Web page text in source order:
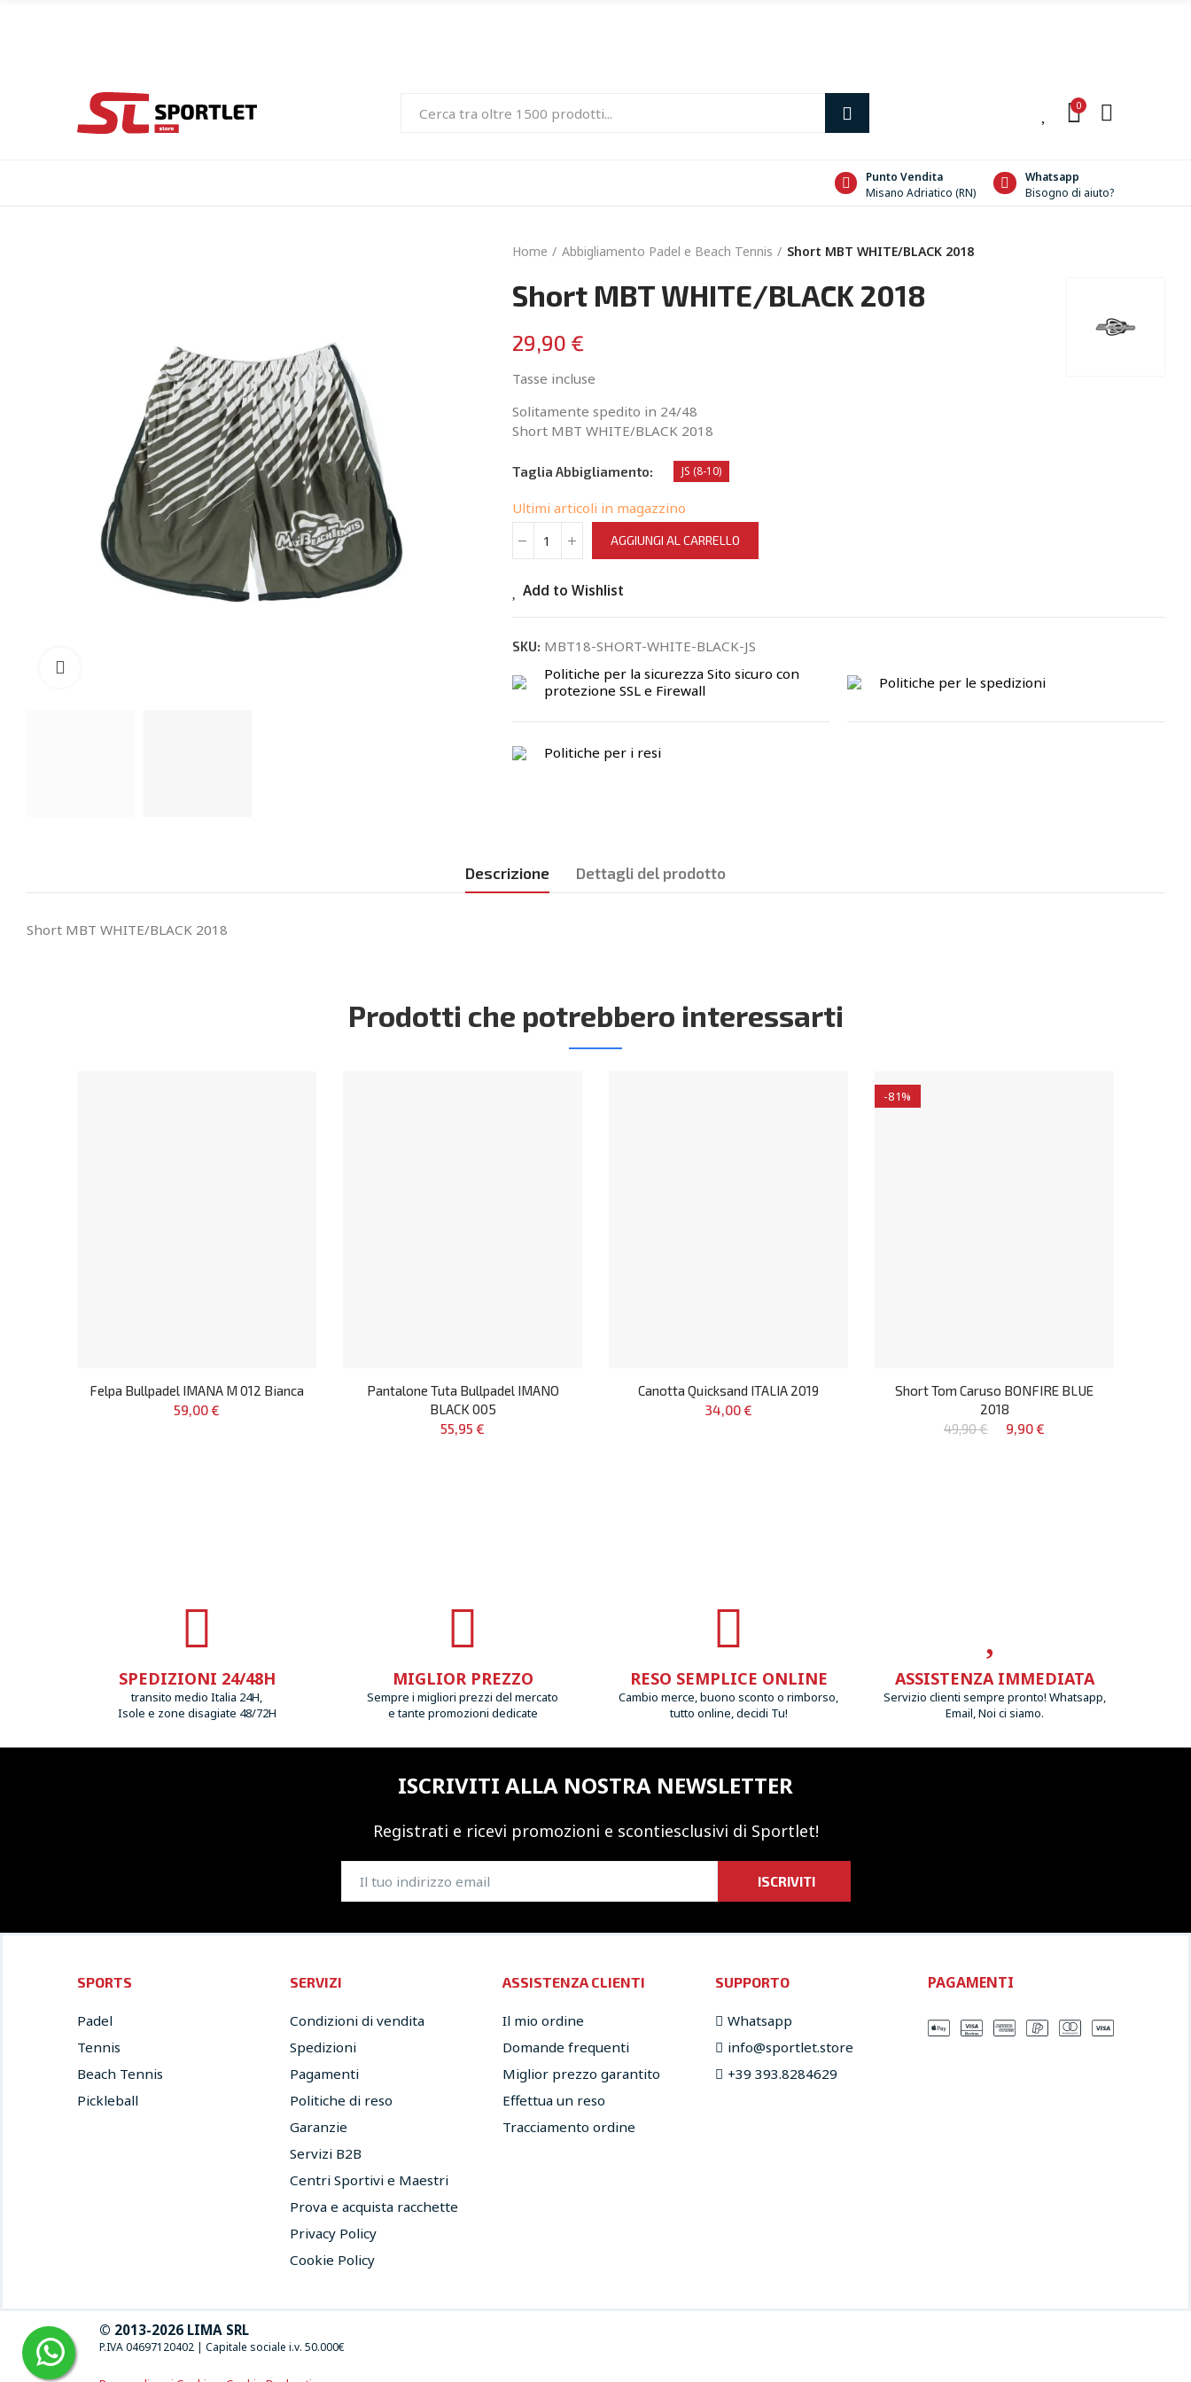
0
Punto Vendita
Misano Adriatico (RN)
Whatsapp
Bisogno di aiuto?
Home Abbigliamento Padel e Beach Tennis Short MBT WHITE/BLACK 2018
Short MBT WHITE/BLACK 2018
29,90 €
Tasse incluse
Solitamente spedito in 24/48
Short MBT WHITE/BLACK 2018
Taglia Abbigliamento JS (8-10)
Ultimi articoli in magazzino
AGGIUNGI AL CARRELLO
Add to Wishlist
SKU: MBT18-SHORT-WHITE-BLACK-JS
Politiche per la sicurezza Sito sicuro con
protezione SSL e Firewall
Politiche per le spedizioni
Politiche per i resi
Descrizione Dettagli del prodotto
Short MBT WHITE/BLACK 2018
Prodotti che potrebbero interessarti
Felpa Bullpadel IMANA M 012 Bianca
59,00 €
Pantalone Tuta Bullpadel IMANO
BLACK 005
55,95 €
Canotta Quicksand ITALIA 2019
34,00 €
-81%
Short Tom Caruso BONFIRE BLUE
2018
49,90 €
9,90 €
SPEDIZIONI 24/48H
transito medio Italia 24H,
Isole e zone disagiate 48/72H
MIGLIOR PREZZO
Sempre i migliori prezzi del mercato
e tante promozioni dedicate
RESO SEMPLICE ONLINE
Cambio merce, buono sconto o rimborso,
tutto online, decidi Tu!
ASSISTENZA IMMEDIATA
Servizio clienti sempre pronto! Whatsapp,
Email, Noi ci siamo.
ISCRIVITI ALLA NOSTRA NEWSLETTER
Registrati e ricevi promozioni e scontiesclusivi di Sportlet!
ISCRIVITI
SPORTS
Padel
Tennis
Beach Tennis
Pickleball
SERVIZI
Condizioni di vendita
Spedizioni
Pagamenti
Politiche di reso
Garanzie
Servizi B2B
Centri Sportivi e Maestri
Prova e acquista racchette
Privacy Policy
Cookie Policy
ASSISTENZA CLIENTI
Il mio ordine
Domande frequenti
Miglior prezzo garantito
Effettua un reso
Tracciamento ordine
SUPPORTO
Whatsapp
info@sportlet.store​
+39 393.8284629
PAGAMENTI
© 2013-2026 LIMA SRL
P.IVA 04697120402 | Capitale sociale i.v. 50.000€